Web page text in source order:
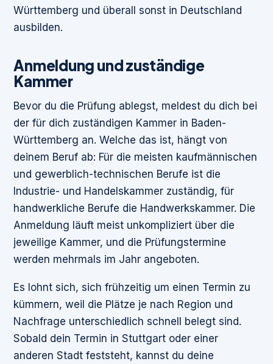
Württemberg und überall sonst in Deutschland
ausbilden.
Anmeldung und zuständige
Kammer
Bevor du die Prüfung ablegst, meldest du dich bei
der für dich zuständigen Kammer in Baden-
Württemberg an. Welche das ist, hängt von
deinem Beruf ab: Für die meisten kaufmännischen
und gewerblich-technischen Berufe ist die
Industrie- und Handelskammer zuständig, für
handwerkliche Berufe die Handwerkskammer. Die
Anmeldung läuft meist unkompliziert über die
jeweilige Kammer, und die Prüfungstermine
werden mehrmals im Jahr angeboten.
Es lohnt sich, sich frühzeitig um einen Termin zu
kümmern, weil die Plätze je nach Region und
Nachfrage unterschiedlich schnell belegt sind.
Sobald dein Termin in Stuttgart oder einer
anderen Stadt feststeht, kannst du deine